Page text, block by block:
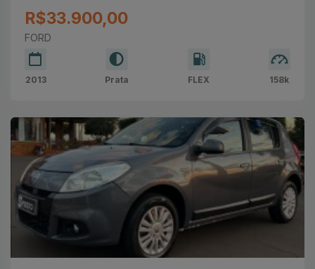
R$33.900,00
FORD
2013 Prata FLEX 158k